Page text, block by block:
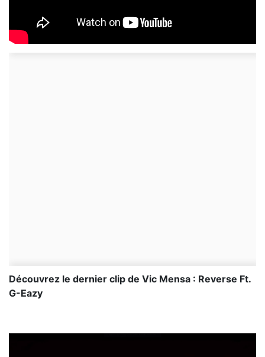
Découvrez le dernier clip de Vic Mensa : Reverse Ft.
G-Eazy